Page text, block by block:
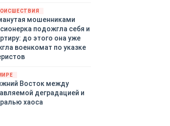
мошенниками
подожгла себя и
до этого она уже
военкомат по указке
Восток между
деградацией и
хаоса